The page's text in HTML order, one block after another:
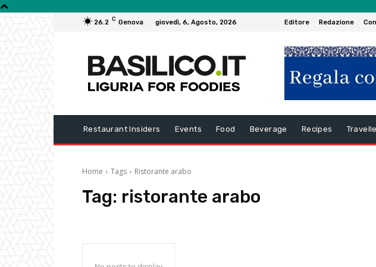
26.2 C Genova giovedì, 6, Agosto, 2026 Editore Redazione
Restaurant Insiders Events Food Beverage Recipes
Home Tags Ristorante arabo
Tag: ristorante arabo